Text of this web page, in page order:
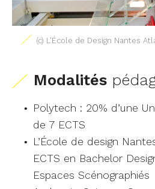
(c) L'École de Design Nantes
Modalités
Polytech : 20% d’une
de 7 ECTS
L’École de design
ECTS en Bachelor
Espaces Scénographiés